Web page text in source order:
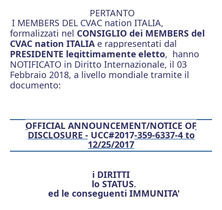
PERTANTO
I MEMBERS DEL CVAC nation ITALIA,
formalizzati nel CONSIGLIO dei MEMBERS del
CVAC nation ITALIA e rappresentati dal
PRESIDENTE legittimamente eletto, hanno
NOTIFICATO in Diritto Internazionale, il 03
Febbraio 2018, a livello mondiale tramite il
documento:
OFFICIAL ANNOUNCEMENT/NOTICE OF
DISCLOSURE - UCC#2017-359-6337-4 to
12/25/2017
i DIRITTI
lo STATUS,
ed le conseguenti IMMUNITA'